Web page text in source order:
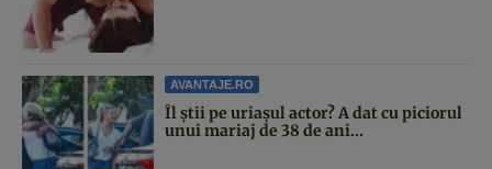
AVANTAJE.RO
Îl știi pe uriașul actor? A dat cu piciorul
unui mariaj de 38 de ani...